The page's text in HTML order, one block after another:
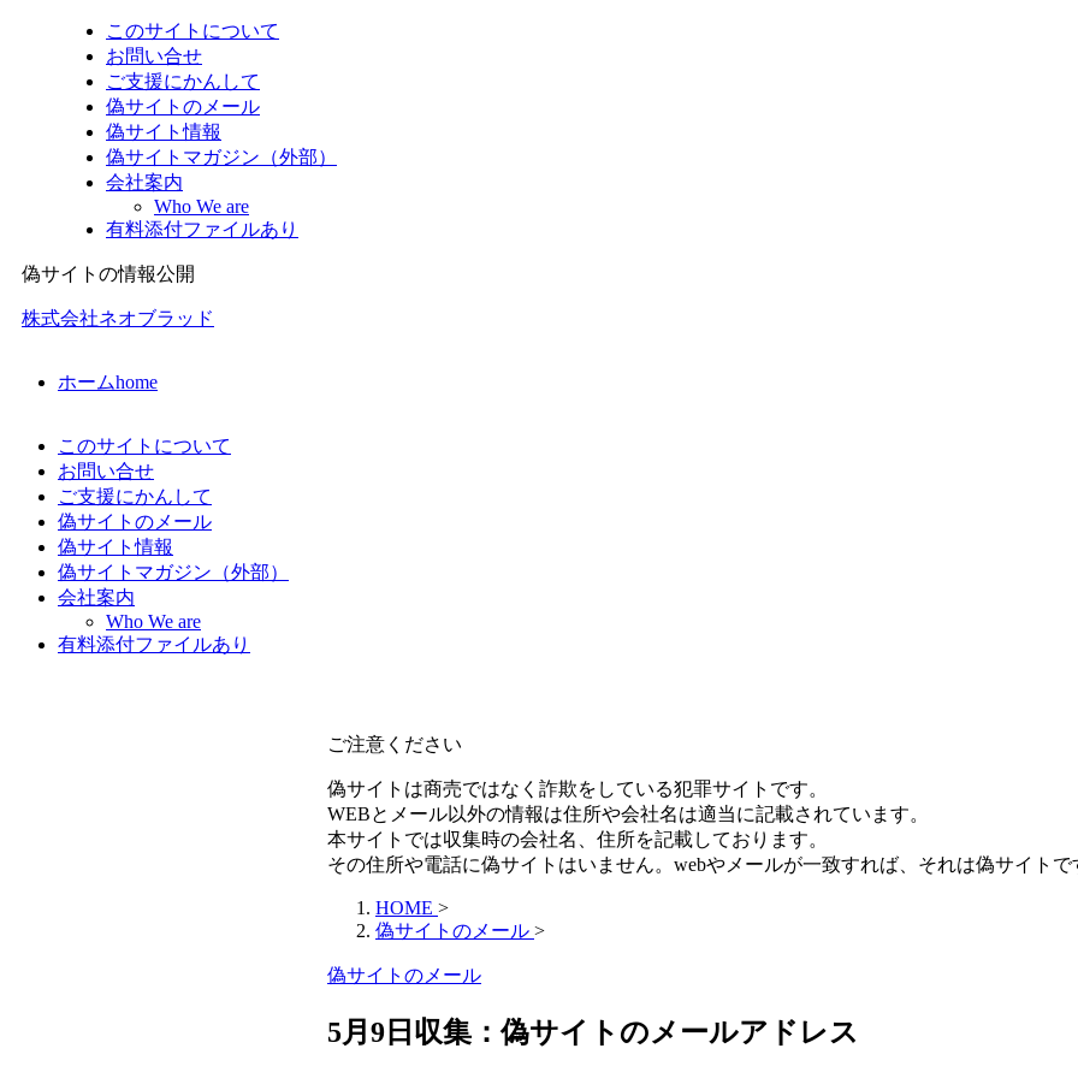
このサイトについて
お問い合せ
ご支援にかんして
偽サイトのメール
偽サイト情報
偽サイトマガジン（外部）
会社案内
Who We are
有料添付ファイルあり
偽サイトの情報公開
株式会社ネオブラッド
ホームhome
このサイトについて
お問い合せ
ご支援にかんして
偽サイトのメール
偽サイト情報
偽サイトマガジン（外部）
会社案内
Who We are
有料添付ファイルあり
ご注意ください
偽サイトは商売ではなく詐欺をしている犯罪サイトです。
WEBとメール以外の情報は住所や会社名は適当に記載されています。
本サイトでは収集時の会社名、住所を記載しております。
その住所や電話に偽サイトはいません。webやメールが一致すれば、それは偽サイトで
HOME >
偽サイトのメール >
偽サイトのメール
5月9日収集：偽サイトのメールアドレス